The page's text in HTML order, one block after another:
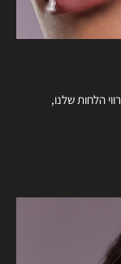
מעניק נפח לעור בעזרת קומפלקס ה-PlumpGlow רווי הלחות שלנו,